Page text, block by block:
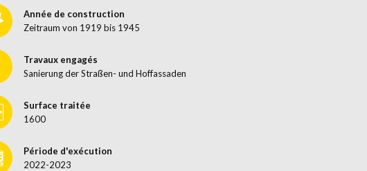
Année de construction
Zeitraum von 1919 bis 1945
Travaux engagés
Sanierung der Straßen- und Hoffassaden
Surface traitée
1600
Période d'exécution
2022-2023